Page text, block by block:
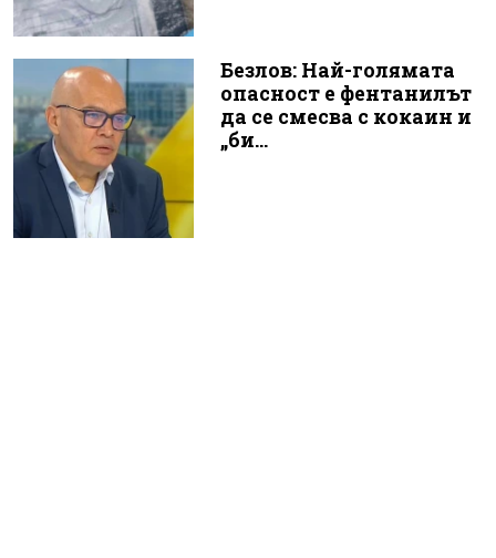
Безлов: Най-голямата
опасност е фентанилът
да се смесва с кокаин и
„би...